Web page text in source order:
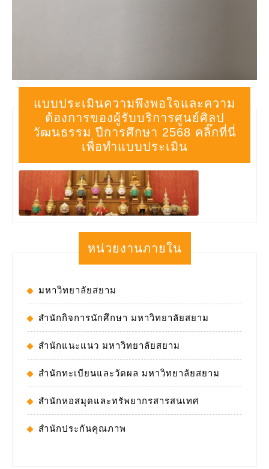
แบบประเมินความพึงพอใจและความ
ต้องการของผู้รับบริการศูนย์ศิลป
วัฒนธรรม ปีการศึกษา 2568 คลิ๊กที่นี่
เพื่อทำแบบประเมิน
หน่วยงานภายใน
มหาวิทยาลัยสยาม
สำนักกิจการนักศึกษา มหาวิทยาลัยสยาม
สำนักแนะแนว มหาวิทยาลัยสยาม
สำนักทะเบียนและวัดผล มหาวิทยาลัยสยาม
สำนักหอสมุดและทรัพยากรสารสนเทศ
สำนักประกันคุณภาพ